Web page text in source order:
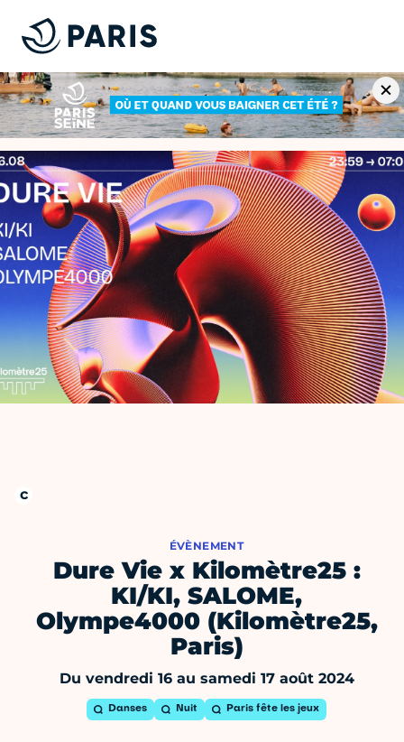
ÉVÈNEMENT
Dure Vie x Kilomètre25 :
KI/KI, SALOME,
Olympe4000 (Kilomètre25,
Paris)
Du vendredi 16 au samedi 17 août 2024
Danses Nuit Paris fête les jeux